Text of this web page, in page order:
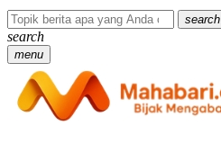
search
search
menu